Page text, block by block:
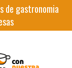
de gastronomia